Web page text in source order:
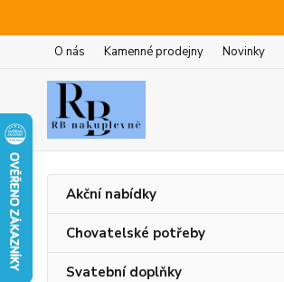
O nás Kamenné prodejny Novinky
Akční nabídky
Chovatelské potřeby
Svatební doplňky